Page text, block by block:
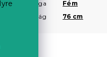
Lábak anyaga
Fém
Ülésmagasság
76 cm